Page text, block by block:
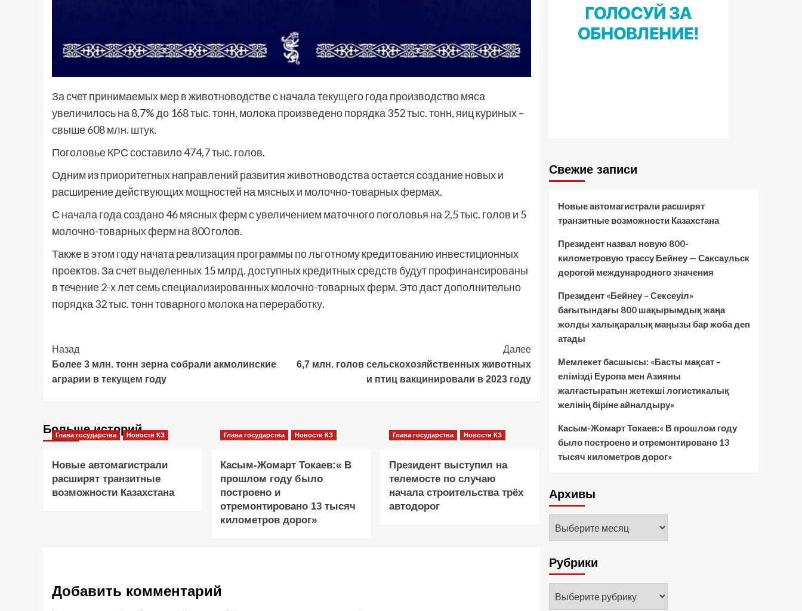
За счет принимаемых мер в животноводстве с начала текущего года производство мяса
увеличилось на 8,7% до 168 тыс. тонн, молока произведено порядка 352 тыс. тонн, яиц куриных –
свыше 608 млн. штук.
Поголовье КРС составило 474,7 тыс. голов.
Одним из приоритетных направлений развития животноводства остается создание новых и
расширение действующих мощностей на мясных и молочно-товарных фермах.
С начала года создано 46 мясных ферм с увеличением маточного поголовья на 2,5 тыс. голов и 5
молочно-товарных ферм на 800 голов.
Также в этом году начата реализация программы по льготному кредитованию инвестиционных
проектов. За счет выделенных 15 млрд. доступных кредитных средств будут профинансированы
в течение 2-х лет семь специализированных молочно-товарных ферм. Это даст дополнительно
порядка 32 тыс. тонн товарного молока на переработку.
Post
Navigation
Назад
Более 3 млн. тонн зерна собрали акмолинские
аграрии в текущем году
Далее
6,7 млн. голов сельскохозяйственных животных
и птиц вакцинировали в 2023 году
Больше историй
Глава государства Новости КЗ
Новые автомагистрали
расширят транзитные
возможности Казахстана
Глава государства Новости КЗ
Касым-Жомарт Токаев:« В
прошлом году было
построено и
отремонтировано 13 тысяч
километров дорог»
Глава государства Новости КЗ
Президент выступил на
телемосте по случаю
начала строительства трёх
автодорог
Добавить комментарий
Свежие записи
Новые автомагистрали расширят
транзитные возможности Казахстана
Президент назвал новую 800-
километровую трассу Бейнеу — Саксаульск
дорогой международного значения
Президент «Бейнеу – Сексеуіл»
бағытындағы 800 шақырымдық жаңа
жолды халықаралық маңызы бар жоба деп
атады
Мемлекет басшысы: «Басты мақсат –
елімізді Еуропа мен Азияны
жалғастыратын жетекші логистикалық
желінің біріне айналдыру»
Касым-Жомарт Токаев:« В прошлом году
было построено и отремонтировано 13
тысяч километров дорог»
Архивы
Рубрики